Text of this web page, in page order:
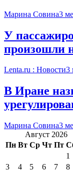
Марина Совина3
У
произошли
Lenta.ru : Новости3
В Иране
Марина Совина3
Август 2026
Пн Вт Ср Чт Пт
1
3
4 5 6 7 8